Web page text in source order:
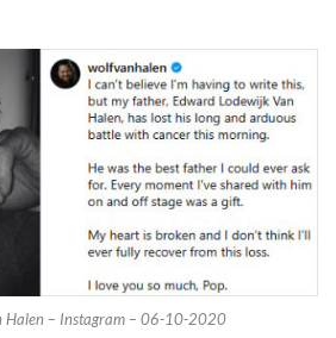
Halen – Instagram – 06-10-2020